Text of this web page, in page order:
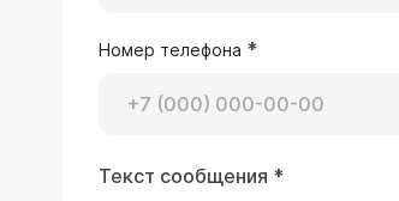
13.08.2002 Георгий, 24
Номер телефона *
Текст сообщения *